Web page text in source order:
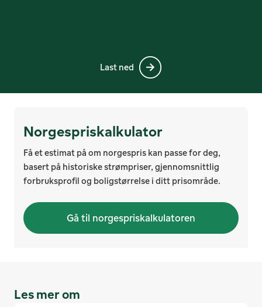
Last ned
Norgespriskalkulator
Få et estimat på om norgespris kan passe for deg,
basert på historiske strømpriser, gjennomsnittlig
forbruksprofil og boligstørrelse i ditt prisområde.
Gå til norgespriskalkulatoren
Les mer om